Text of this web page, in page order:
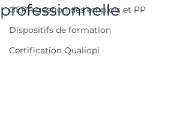
GEPP-gestion des emplois et PP
Dispositifs de formation
Certification Qualiopi
professionnelle